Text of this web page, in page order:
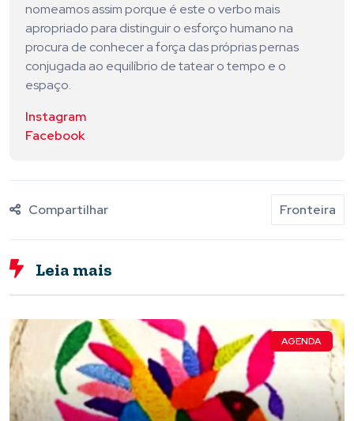
nomeamos assim porque é este o verbo mais
apropriado para distinguir o esforço humano na
procura de conhecer a força das próprias pernas
conjugada ao equilíbrio de tatear o tempo e o
espaço.
Instagram
Facebook
Compartilhar Fronteira
Leia mais
AGENDA